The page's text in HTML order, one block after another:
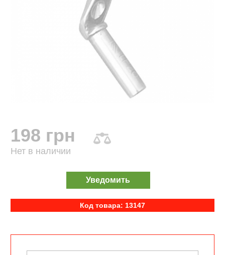
198 грн
Нет в наличии
Уведомить
Код товара: 13147